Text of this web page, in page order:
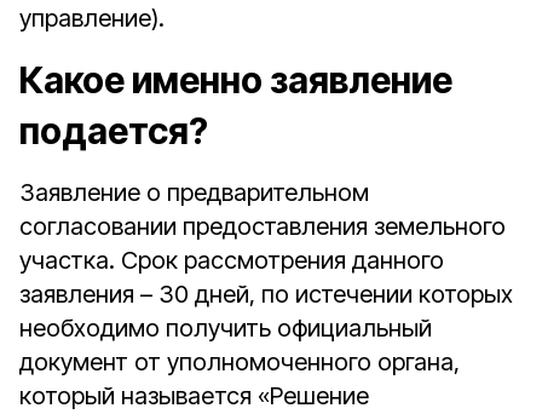
управление).
Какое именно заявление
подается?
Заявление о предварительном
согласовании предоставления земельного
участка. Срок рассмотрения данного
заявления – 30 дней, по истечении которых
необходимо получить официальный
документ от уполномоченного органа,
который называется «Решение